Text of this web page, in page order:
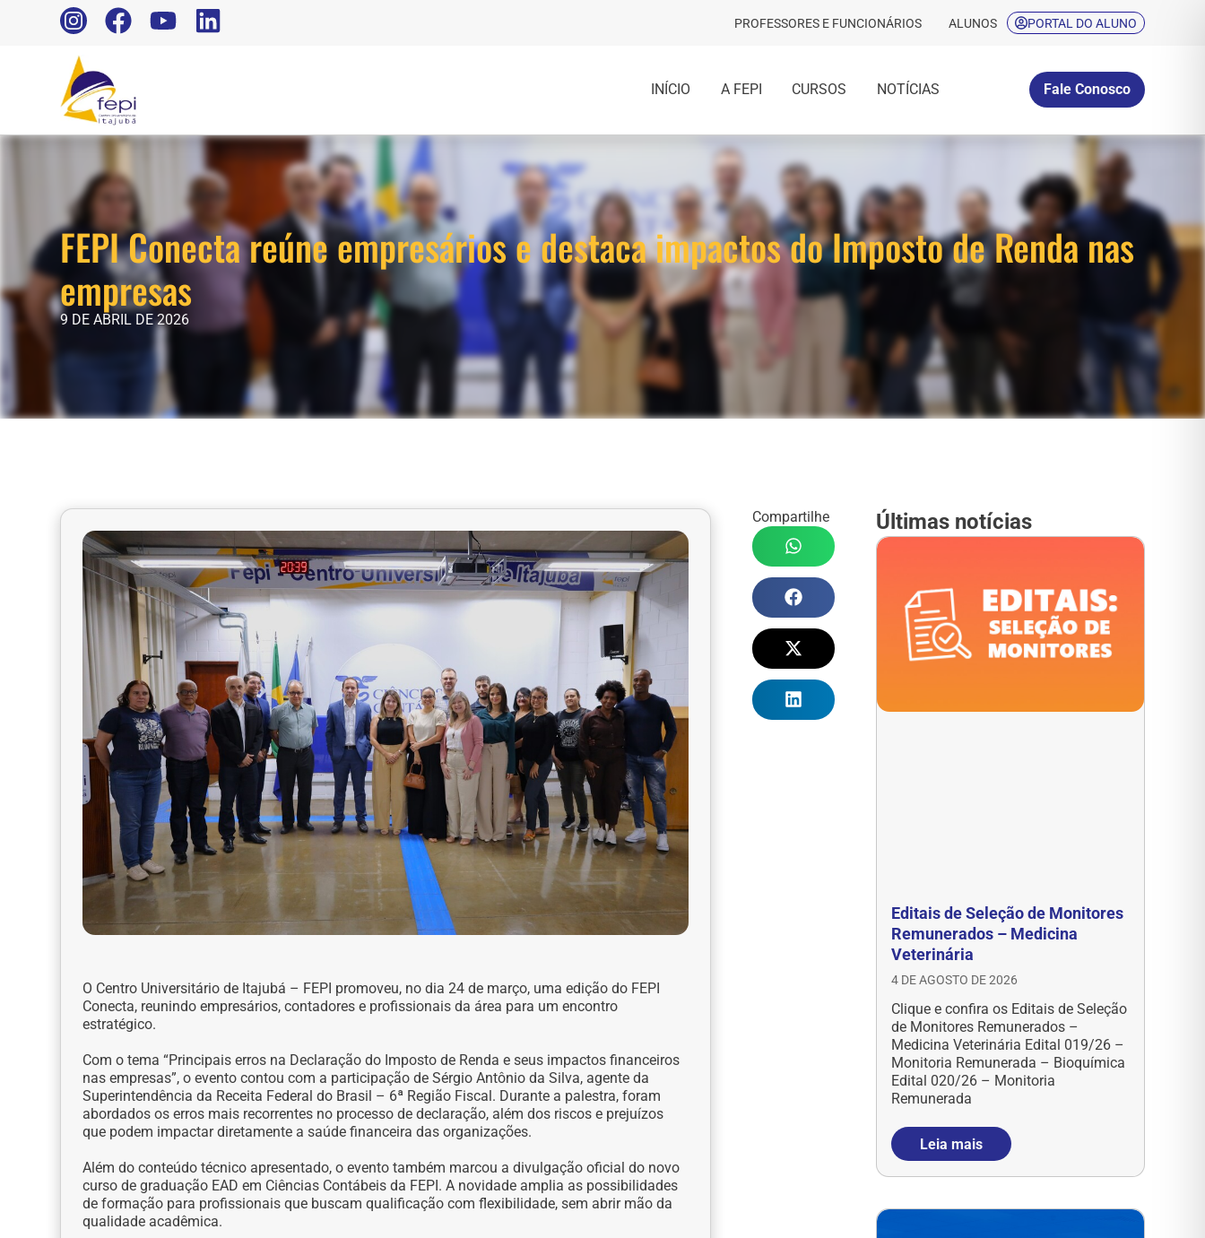
PROFESSORES E FUNCIONÁRIOS ALUNOS PORTAL DO ALUNO
INÍCIO A FEPI CURSOS NOTÍCIAS Fale Conosco
FEPI Conecta reúne empresários e destaca impactos do Imposto de Renda nas
empresas
9 DE ABRIL DE 2026
O Centro Universitário de Itajubá – FEPI promoveu, no dia 24 de março, uma edição do FEPI
Conecta, reunindo empresários, contadores e profissionais da área para um encontro
estratégico.
Com o tema “Principais erros na Declaração do Imposto de Renda e seus impactos financeiros
nas empresas”, o evento contou com a participação de Sérgio Antônio da Silva, agente da
Superintendência da Receita Federal do Brasil – 6ª Região Fiscal. Durante a palestra, foram
abordados os erros mais recorrentes no processo de declaração, além dos riscos e prejuízos
que podem impactar diretamente a saúde financeira das organizações.
Além do conteúdo técnico apresentado, o evento também marcou a divulgação oficial do novo
curso de graduação EAD em Ciências Contábeis da FEPI. A novidade amplia as possibilidades
de formação para profissionais que buscam qualificação com flexibilidade, sem abrir mão da
qualidade acadêmica.
Compartilhe Últimas notícias
Editais de Seleção de Monitores
Remunerados – Medicina
Veterinária
4 DE AGOSTO DE 2026
Clique e confira os Editais de Seleção
de Monitores Remunerados –
Medicina Veterinária Edital 019/26 –
Monitoria Remunerada – Bioquímica
Edital 020/26 – Monitoria
Remunerada
Leia mais